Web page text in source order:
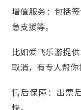
增值服务：包括
急支援等。
比如爱飞乐游提
取消，有专人帮你
售后保障：出票
快。